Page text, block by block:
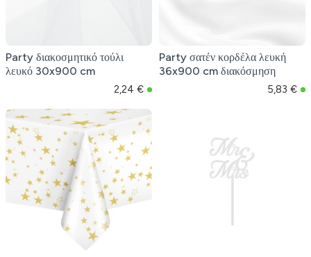
Party διακοσμητικό τούλι
λευκό 30x900 cm
2,24 €
Party σατέν κορδέλα λευκή
36x900 cm διακόσμηση
5,83 €